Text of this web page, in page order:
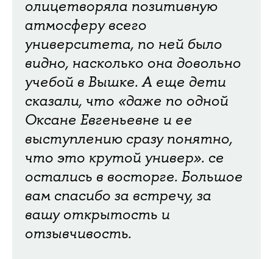
олицетворяла позитивную
атмосферу всего
университета, по ней было
видно, насколько она довольно
учебой в Вышке. А еще дети
сказали, что «даже по одной
Оксане Евгеньевне и ее
выступлению сразу понятно,
что это крутой универ». се
остались в восторге. Большое
вам спасибо за встречу, за
вашу открытость и
отзывчивость.